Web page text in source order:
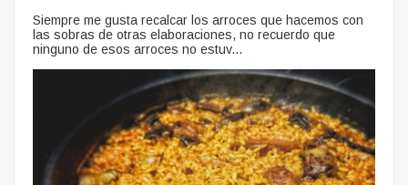
Siempre me gusta recalcar los arroces que hacemos con
las sobras de otras elaboraciones, no recuerdo que
ninguno de esos arroces no estuv...